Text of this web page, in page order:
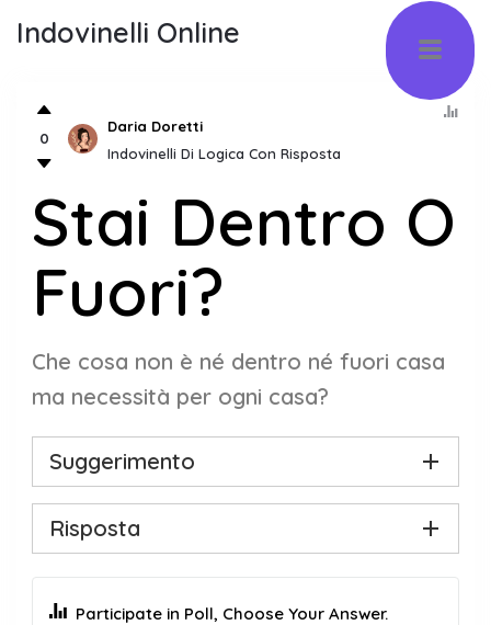
Indovinelli Online
0
Daria Doretti
Indovinelli Di Logica Con Risposta
Stai Dentro O
Fuori?
Che cosa non è né dentro né fuori casa
ma necessità per ogni casa?
Suggerimento
Risposta
Participate in Poll, Choose Your Answer.